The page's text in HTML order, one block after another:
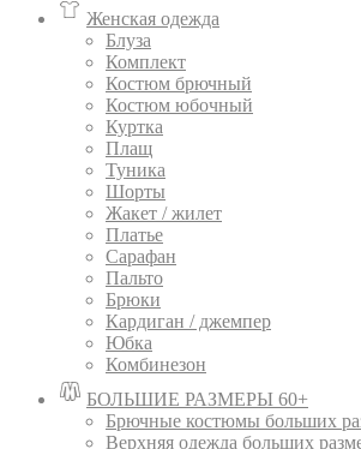
Женская одежда
Блуза
Комплект
Костюм брючный
Костюм юбочный
Куртка
Плащ
Туника
Шорты
Жакет / жилет
Платье
Сарафан
Пальто
Брюки
Кардиган / джемпер
Юбка
Комбинезон
БОЛЬШИЕ РАЗМЕРЫ 60+
Брючные костюмы больших
Верхняя одежда больших